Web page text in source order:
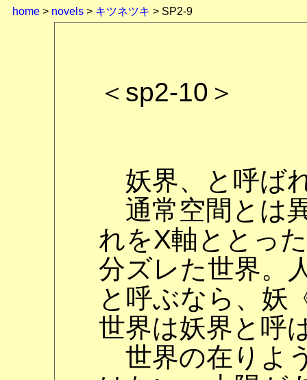
＜sp2-10＞
妖界、と呼ば
通常空間とは
れをX軸ととっ
分ズレた世界。
と呼ぶなら、妖
世界は妖界と呼
世界の在りよ
home > novels > キツネツキ > SP2-9